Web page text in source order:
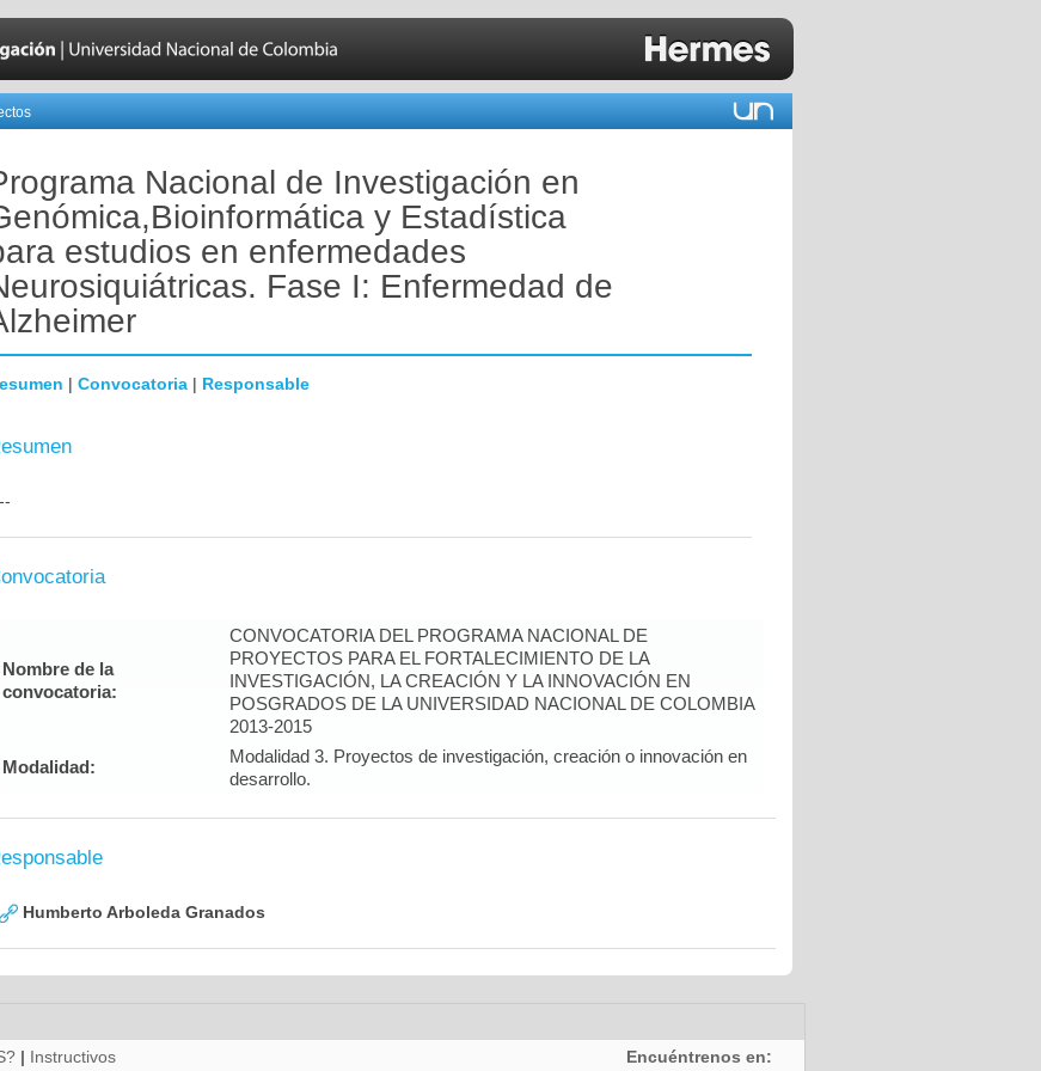
Nacional de Investigación en
y Estadística
estudios en enfermedades
Fase I: Enfermedad de
| Convocatoria | Responsable
--
Nombre de la
convocatoria:
CONVOCATORIA DEL PROGRAMA NACIONAL DE
PROYECTOS PARA EL FORTALECIMIENTO DE LA
INVESTIGACIÓN, LA CREACIÓN Y LA INNOVACIÓN EN
POSGRADOS DE LA UNIVERSIDAD NACIONAL DE COLOMBIA
2013-2015
Modalidad:
Modalidad 3. Proyectos de investigación, creación o innovación en
desarrollo.
Humberto Arboleda Granados
| Instructivos Encuéntrenos en: